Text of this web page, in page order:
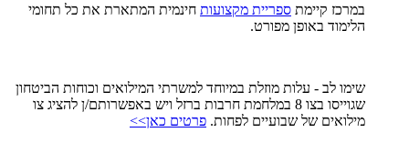
במרכז קיימת ספריית מקצועות חינמית המתארת את כל תחומי
הלימוד באופן מפורט.
שימו לב - עלות מוזלת במיוחד למשרתי המילואים וכוחות הביטחון
שגוייסו בצו 8 במלחמת חרבות ברזל ויש באפשרותם/ן להציג צו
מילואים של שבועיים לפחות. פרטים כאן>>